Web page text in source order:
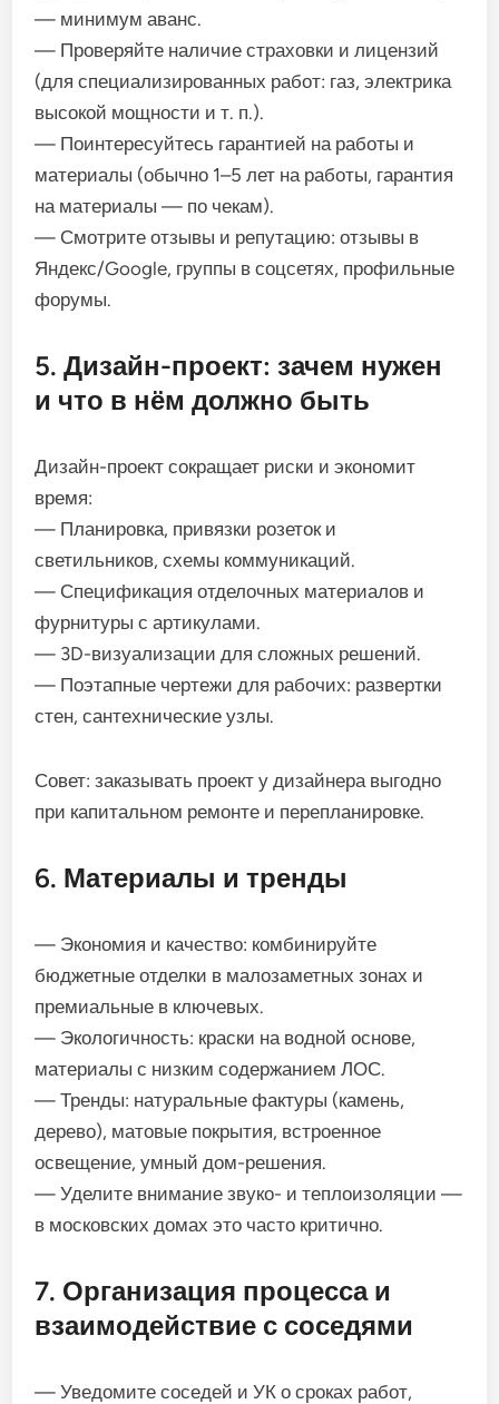
— минимум аванс.
— Проверяйте наличие страховки и лицензий
(для специализированных работ: газ, электрика
высокой мощности и т. п.).
— Поинтересуйтесь гарантией на работы и
материалы (обычно 1–5 лет на работы, гарантия
на материалы — по чекам).
— Смотрите отзывы и репутацию: отзывы в
Яндекс/Google, группы в соцсетях, профильные
форумы.
5. Дизайн-проект: зачем нужен
и что в нём должно быть
Дизайн-проект сокращает риски и экономит
время:
— Планировка, привязки розеток и
светильников, схемы коммуникаций.
— Спецификация отделочных материалов и
фурнитуры с артикулами.
— 3D-визуализации для сложных решений.
— Поэтапные чертежи для рабочих: развертки
стен, сантехнические узлы.
Совет: заказывать проект у дизайнера выгодно
при капитальном ремонте и перепланировке.
6. Материалы и тренды
— Экономия и качество: комбинируйте
бюджетные отделки в малозаметных зонах и
премиальные в ключевых.
— Экологичность: краски на водной основе,
материалы с низким содержанием ЛОС.
— Тренды: натуральные фактуры (камень,
дерево), матовые покрытия, встроенное
освещение, умный дом-решения.
— Уделите внимание звуко- и теплоизоляции —
в московских домах это часто критично.
7. Организация процесса и
взаимодействие с соседями
— Уведомите соседей и УК о сроках работ,